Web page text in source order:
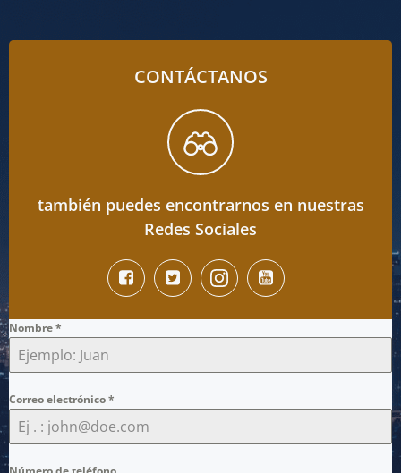
CONTÁCTANOS
también puedes encontrarnos en nuestras
Redes Sociales
Nombre*
Correo electrónico*